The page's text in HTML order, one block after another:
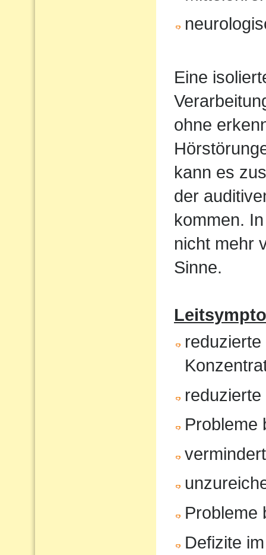
Eine
ohne
kann es
der
kommen.
nicht mehr
Sinne.
Probleme
Probleme
Defizite